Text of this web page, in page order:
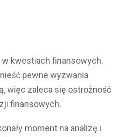
kwestiach finansowych.
pewne wyzwania
więc zaleca się ostrożność
finansowych.
moment na analizę i